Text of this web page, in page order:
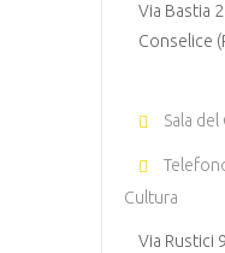
Via Bastia
Conselice
Sala del
Cultura
Via Rustici